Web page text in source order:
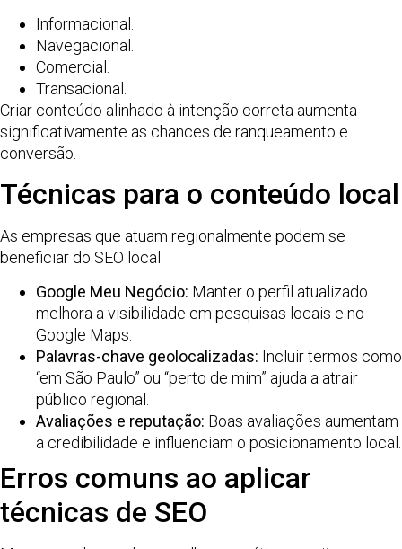
Informacional.
Navegacional.
Comercial.
Transacional.
Criar conteúdo alinhado à intenção correta aumenta
significativamente as chances de ranqueamento e
conversão.
Técnicas para o conteúdo local
As empresas que atuam regionalmente podem se
beneficiar do SEO local.
Google Meu Negócio: Manter o perfil atualizado
melhora a visibilidade em pesquisas locais e no
Google Maps.
Palavras-chave geolocalizadas: Incluir termos como
“em São Paulo” ou “perto de mim” ajuda a atrair
público regional.
Avaliações e reputação: Boas avaliações aumentam
a credibilidade e influenciam o posicionamento local.
Erros comuns ao aplicar
técnicas de SEO